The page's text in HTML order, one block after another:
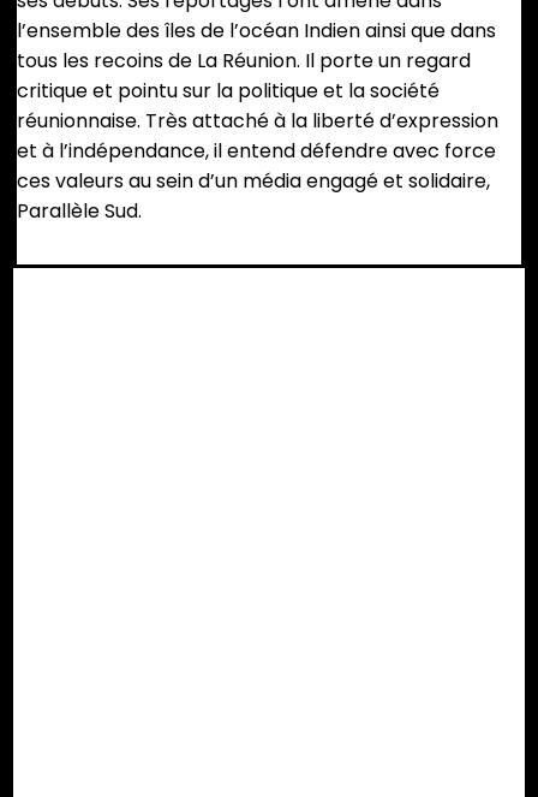
l’ensemble des îles de l’océan Indien ainsi que dans
tous les recoins de La Réunion. Il porte un regard
critique et pointu sur la politique et la société
réunionnaise. Très attaché à la liberté d’expression
et à l’indépendance, il entend défendre avec force
ces valeurs au sein d’un média engagé et solidaire,
Parallèle Sud.